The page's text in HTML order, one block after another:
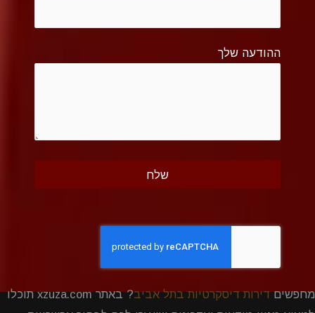
ההודעה שלך
מחפשיםדירות דיסקרטיות בתל אביב
? באתר xzuza.com תוכלו